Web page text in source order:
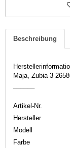
Beschreibung
Maja, Zubia 3
Artikel-Nr.
Hersteller
Modell
Farbe